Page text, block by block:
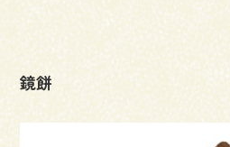
不動産情報
事例
鏡餅